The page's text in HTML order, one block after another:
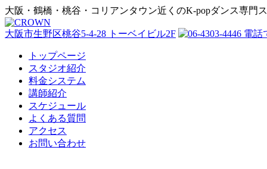
大阪・鶴橋・桃谷・コリアンタウン近くのK-popダンス専門
大阪市生野区桃谷5-4-28 トーベイビル2F
トップページ
スタジオ紹介
料金システム
講師紹介
スケジュール
よくある質問
アクセス
お問い合わせ